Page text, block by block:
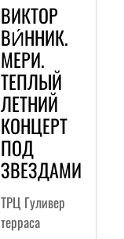
ВИКТОР
ВИ́ННИК.
МЕРИ.
ТЕПЛЫЙ
ЛЕТНИЙ
КОНЦЕРТ
ПОД
ЗВЕЗДАМИ
ТРЦ Гуливер
терраса